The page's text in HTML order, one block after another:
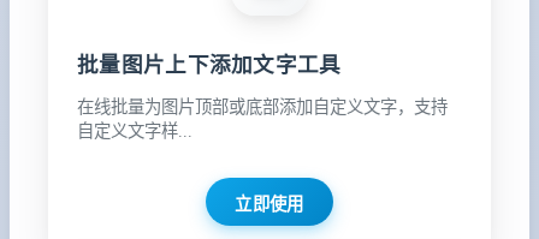
批量图片上下添加文字工具
在线批量为图片顶部或底部添加自定义文字，支持
自定义文字样...
立即使用